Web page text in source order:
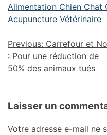
Alimentation Chien Chat
Acupuncture Vétérinaire
Previous: Carrefour et
: Pour une réduction de
50% des animaux tués
Laisser un
Votre adresse e-mail ne